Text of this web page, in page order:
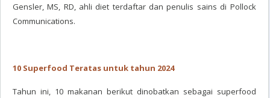
Gensler, MS, RD, ahli diet terdaftar dan penulis sains di Pollock
Communications.
10 Superfood Teratas untuk tahun 2024
Tahun ini, 10 makanan berikut dinobatkan sebagai superfood